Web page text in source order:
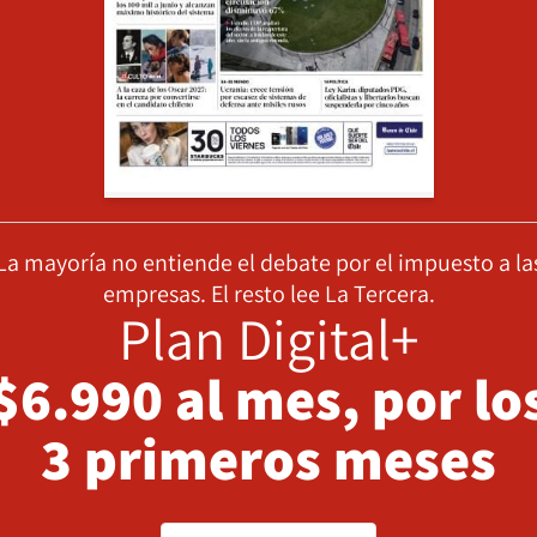
mayoría no entiende el debate por el impuesto a
empresas. El resto lee La Tercera.
Plan Digital+
al mes, por
3 primeros meses